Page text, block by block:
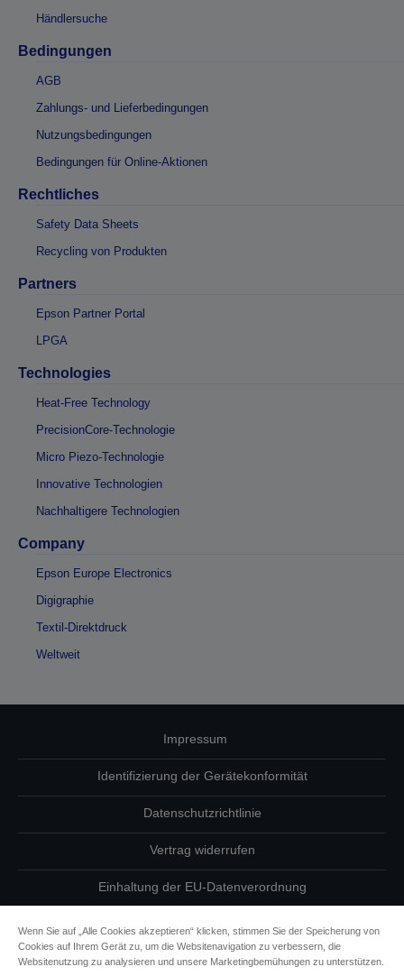
Händlersuche
Bedingungen
AGB
Zahlungs- und Lieferbedingungen
Nutzungsbedingungen
Bedingungen für Online-Aktionen
Rechtliches
Safety Data Sheets
Recycling von Produkten
Partners
Epson Partner Portal
LPGA
Technologies
Heat-Free Technology
PrecisionCore-Technologie
Micro Piezo-Technologie
Innovative Technologien
Nachhaltigere Technologien
Company
Epson Europe Electronics
Digigraphie
Textil-Direktdruck
Weltweit
Impressum
Identifizierung der Gerätekonformität
Datenschutzrichtlinie
Vertrag widerrufen
Einhaltung der EU-Datenverordnung
Fragen zum Datenschutz
Informationen zu Cookies
Wenn Sie auf „Alle Cookies akzeptieren“ klicken, stimmen Sie der Speicherung von
Cookies auf Ihrem Gerät zu, um die Websitenavigation zu verbessern, die
Websitenutzung zu analysieren und unsere Marketingbemühungen zu unterstützen.